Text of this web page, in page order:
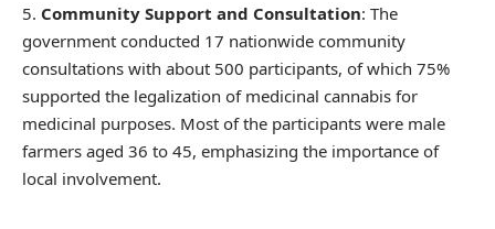
Community Support and Consultation: The
government conducted 17 nationwide community
consultations with about 500 participants, of which 75%
supported the legalization of medicinal cannabis for
medicinal purposes. Most of the participants were male
farmers aged 36 to 45, emphasizing the importance of
local involvement.